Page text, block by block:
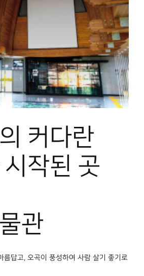
커다란
작된 곳
관
름답고, 오곡이 풍성하여 사람 살기 좋기로